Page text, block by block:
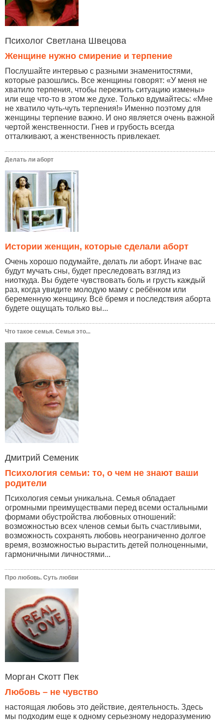
Психолог Светлана Швецова
Женщине нужно смирение и терпение
Послушайте интервью с разными знаменитостями,
которые разошлись. Все женщины говорят: «У меня не
хватило терпения, чтобы пережить ситуацию измены»
или еще что-то в этом же духе. Только вдумайтесь: «Мне
не хватило чуть-чуть терпения!» Именно поэтому для
женщины терпение важно. И оно является очень важной
чертой женственности. Гнев и грубость всегда
отталкивают, а женственность привлекает.
Делать ли аборт
Истории женщин, которые сделали аборт
Очень хорошо подумайте, делать ли аборт. Иначе вас
будут мучать сны, будет преследовать взгляд из
ниоткуда. Вы будете чувствовать боль и грусть каждый
раз, когда увидите молодую маму с ребёнком или
беременную женщину. Всё бремя и последствия аборта
будете ощущать только вы...
Что такое семья. Семья это...
Дмитрий Семеник
Психология семьи: то, о чем не знают ваши
родители
Психология семьи уникальна. Семья обладает
огромными преимуществами перед всеми остальными
формами обустройства любовных отношений:
возможностью всех членов семьи быть счастливыми,
возможность сохранять любовь неограниченно долгое
время, возможностью вырастить детей полноценными,
гармоничными личностями...
Про любовь. Суть любви
Морган Скотт Пек
Любовь – не чувство
настоящая любовь это действие, деятельность. Здесь
мы подходим еще к одному серьезному недоразумению